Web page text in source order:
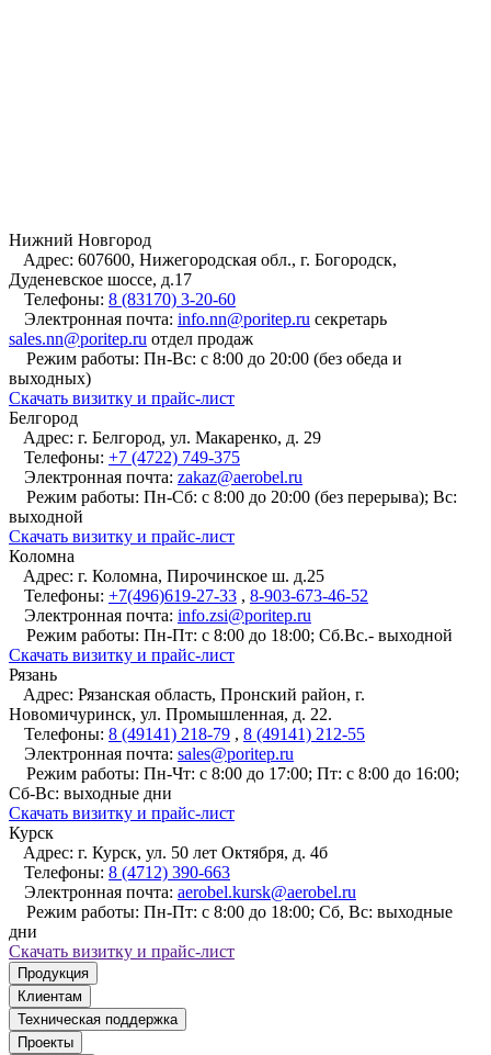
Нижний Новгород
Адрес: 607600, Нижегородская обл., г. Богородск,
Дуденевское шоссе, д.17
Телефоны: 8 (83170) 3-20-60
Электронная почта: info.nn@poritep.ru секретарь
sales.nn@poritep.ru отдел продаж
Режим работы: Пн-Вс: с 8:00 до 20:00 (без обеда и
выходных)
Cкачать визитку и прайс-лист
Белгород
Адрес: г. Белгород, ул. Макаренко, д. 29
Телефоны: +7 (4722) 749-375
Электронная почта: zakaz@aerobel.ru
Режим работы: Пн-Сб: с 8:00 до 20:00 (без перерыва); Вс:
выходной
Cкачать визитку и прайс-лист
Коломна
Адрес: г. Коломна, Пирочинское ш. д.25
Телефоны: +7(496)619-27-33 , 8-903-673-46-52
Электронная почта: info.zsi@poritep.ru
Режим работы: Пн-Пт: с 8:00 до 18:00; Сб.Вс.- выходной
Cкачать визитку и прайс-лист
Рязань
Адрес: Рязанская область, Пронский район, г.
Новомичуринск, ул. Промышленная, д. 22.
Телефоны: 8 (49141) 218-79 , 8 (49141) 212-55
Электронная почта: sales@poritep.ru
Режим работы: Пн-Чт: с 8:00 до 17:00; Пт: с 8:00 до 16:00;
Сб-Вс: выходные дни
Cкачать визитку и прайс-лист
Курск
Адрес: г. Курск, ул. 50 лет Октября, д. 4б
Телефоны: 8 (4712) 390-663
Электронная почта: aerobel.kursk@aerobel.ru
Режим работы: Пн-Пт: с 8:00 до 18:00; Сб, Вс: выходные
дни
Cкачать визитку и прайс-лист
Продукция
Клиентам
Техническая поддержка
Проекты